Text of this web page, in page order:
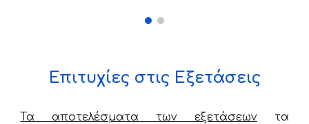
Επιτυχίες στις Εξετάσεις
Τα αποτελέσματα των εξετάσεωντα